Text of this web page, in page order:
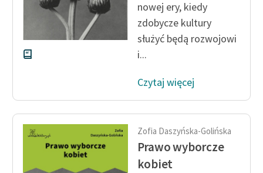
nowej ery, kiedy
zdobycze kultury
służyć będą rozwojowi
i...
Czytaj więcej
Zofia Daszyńska-Golińska
Prawo wyborcze
kobiet